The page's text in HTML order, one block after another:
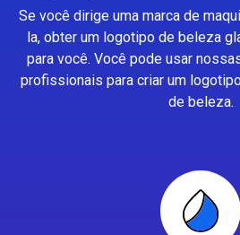
Se você dirige uma marca de
la, obter um logotipo de beleza
para você. Você pode usar
profissionais para criar um
de beleza.